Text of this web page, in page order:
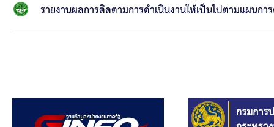
รายงานผลการติดตามการดำเนินงานให้เป็นไปตามแผน